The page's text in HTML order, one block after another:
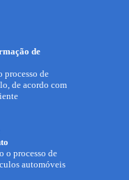
de
processo de
de acordo com
o processo de
automóveis